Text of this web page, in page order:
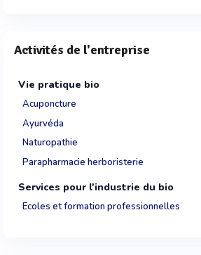
Activités de l'entreprise
Vie pratique bio
Acuponcture
Ayurvéda
Naturopathie
Parapharmacie herboristerie
Services pour l'industrie du bio
Ecoles et formation professionnelles